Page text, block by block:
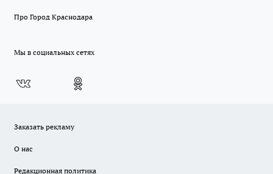
Про Город Краснодара
Мы в социальных сетях
Заказать рекламу
О нас
Редакционная политика